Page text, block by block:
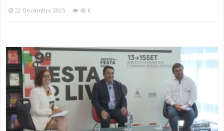
22 Dezembro 2025 48 K